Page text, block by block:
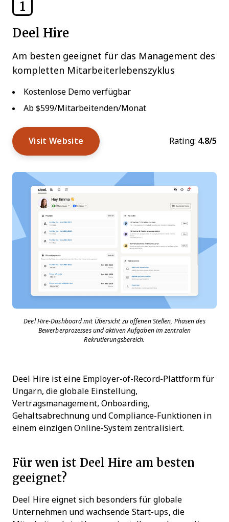
1
Deel Hire
Am besten geeignet für das Management des
kompletten Mitarbeiterlebenszyklus
Kostenlose Demo verfügbar
Ab $599/Mitarbeitenden/Monat
Visit Website Rating: 4.8/5
Deel Hire-Dashboard mit Übersicht zu offenen Stellen, Phasen des
Bewerberprozesses und aktiven Aufgaben im zentralen
Rekrutierungsbereich.
Deel Hire ist eine Employer-of-Record-Plattform für
Ungarn, die globale Einstellung,
Vertragsmanagement, Onboarding,
Gehaltsabrechnung und Compliance-Funktionen in
einem einzigen Online-System zentralisiert.
Für wen ist Deel Hire am besten
geeignet?
Deel Hire eignet sich besonders für globale
Unternehmen und wachsende Start-ups, die